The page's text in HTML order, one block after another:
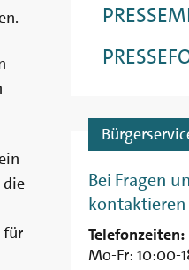
für
Bei Fragen
kontaktieren
Telefonzeiten:
Mo-Fr: 10:00-